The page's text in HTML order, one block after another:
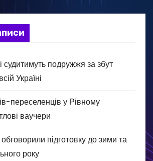
подружжя за збут
Україні
переселенців у Рівному
ваучери
підготовку до зими та
року